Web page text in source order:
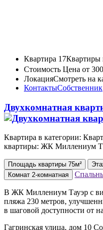
Квартира 17Квартиры
Стоимость Цена от
ЛокацияСмотреть на
КонтактыСобственник
Двухкомнатная
Квартира в категории:
квартиры: ЖК Миллениум
Площадь квартиры 75м²
Комнат 2-комнатная
В ЖК Миллениум Тауэр с
пляжа 230 метров,
в шаговой доступности от
Гагринская улица, дом 10